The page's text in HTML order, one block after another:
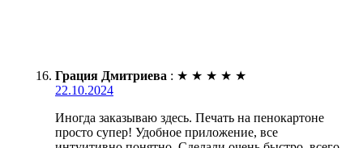
Грация Дмитриева : ★ ★ ★ ★ ★
22.10.2024
Иногда заказываю здесь. Печать на пенокартоне
просто супер! Удобное приложение, все